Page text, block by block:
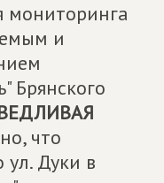
мониторинга
и
Брянского
что
Дуки в